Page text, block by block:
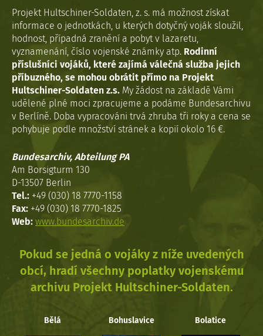
Projekt Hultschiner-Soldaten, z. s. má možnost získat
informace o jednotkách, u kterých dotyčný voják sloužil,
hodnost, případná zranění a pobyt v lazaretu,
vyznamenání, číslo vojenské známky atp. Rodinní
příslušníci vojáků, které zajímá válečná služba jejich
příbuzného, se mohou obrátit přímo na Projekt
Hultschiner-Soldaten z.s. My žádost na základě Vámi
udělené plné moci zpracujeme a podáme Bundesarchivu
v Berlíně. Doba vypracováni trvá zhruba tři roky a cena se
pohybuje podle množství stránek a kopií okolo 16 €.
Bundesarchiv, Abteilung PA
Am Borsigturm 130
D-13507 Berlin
Tel.: +49 (030) 18 7770-1158
Fax: +49 (030) 18 7770-1825
Web: www.bundesarchiv.de
Pokud se jedná o vojáky z níže uvedených
obcí, hradí všechny poplatky vojenskému
archivu Projekt Hultschiner-Soldaten.
Bělá Bohuslavice Bolatice